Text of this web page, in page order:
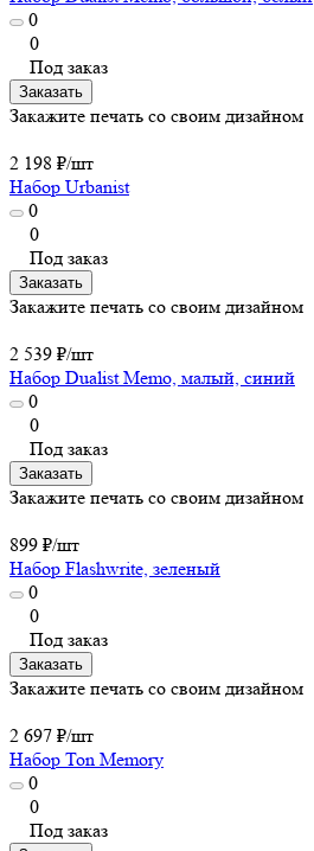
0
0
Под заказ
Заказать
Закажите печать со своим дизайном
2 198 ₽/шт
Набор Urbanist
0
0
Под заказ
Заказать
Закажите печать со своим дизайном
2 539 ₽/шт
Набор Dualist Memo, малый, синий
0
0
Под заказ
Заказать
Закажите печать со своим дизайном
899 ₽/шт
Набор Flashwrite, зеленый
0
0
Под заказ
Заказать
Закажите печать со своим дизайном
2 697 ₽/шт
Набор Ton Memory
0
0
Под заказ